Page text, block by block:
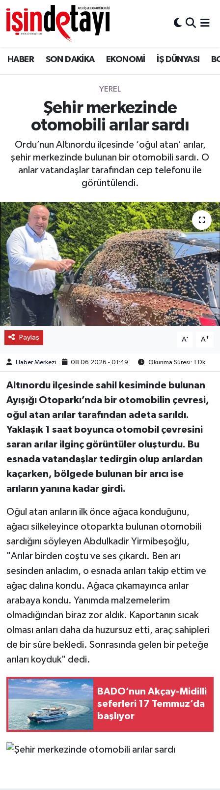
HABER SON DAKİKA EKONOMİ İŞ DÜNYASI
YEREL
Şehir merkezinde
otomobili arılar sardı
Ordu’nun Altınordu ilçesinde ‘oğul atan’ arılar,
şehir merkezinde bulunan bir otomobili sardı. O
anlar vatandaşlar tarafından cep telefonu ile
görüntülendi.
Paylaş A- A+
Haber Merkezi 08.06.2026 - 01:49 Okunma Süresi: 1 Dk
Altınordu ilçesinde sahil kesiminde bulunan
Ayışığı Otoparkı’nda bir otomobilin çevresi,
oğul atan arılar tarafından adeta sarıldı.
Yaklaşık 1 saat boyunca otomobil çevresini
saran arılar ilginç görüntüler oluşturdu. Bu
esnada vatandaşlar tedirgin olup arılardan
kaçarken, bölgede bulunan bir arıcı ise
arıların yanına kadar girdi.
Oğul atan arıların ilk önce ağaca konduğunu,
ağacı silkeleyince otoparkta bulunan otomobili
sardığını söyleyen Abdulkadir Yirmibeşoğlu,
"Arılar birden coştu ve ses çıkardı. Ben arı
sesinden anladım, o esnada arıları takip ettim ve
ağaç dalına kondu. Ağaca çıkamayınca arılar
arabaya kondu. Yanımda malzemelerim
olmadığından biraz zor aldık. Kaportanın sıcak
olması arıları daha da huzursuz etti, araç sahipleri
de bir süre bekledi. Sonrasında gelen bir peteğe
arıları koyduk" dedi.
BADO’nun Akçay-Midilli
seferleri 17 Temmuz’da
başlıyor
DÜNYA
Eğitim
ENERJİ HABERİ
HABER
MAGAZİN
OTO DETAY
SAĞLIK
SON DAKİKA
SPOR
FİNANS
Nöbetçi Eczaneler
Hava Durumu
İstanbul Namaz Vakitleri
Trafik Durumu
Tüm Manşetler
Son Dakika Haberleri
Haber Arşivi